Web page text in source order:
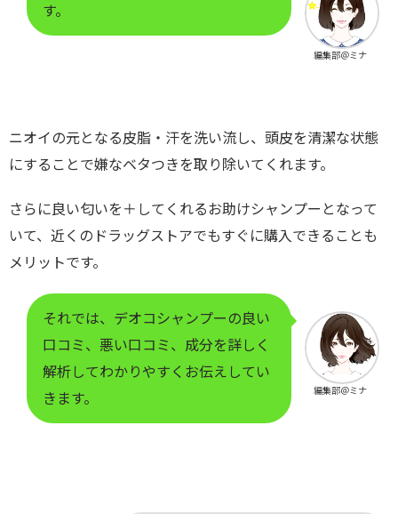
す。
編集部＠ミナ
ニオイの元となる皮脂・汗を洗い流し、頭皮を清潔な状態
にすることで嫌なベタつきを取り除いてくれます。
さらに良い匂いを＋してくれるお助けシャンプーとなって
いて、近くのドラッグストアでもすぐに購入できることも
メリットです。
それでは、デオコシャンプーの良い
口コミ、悪い口コミ、成分を詳しく
解析してわかりやすくお伝えしてい
きます。
編集部＠ミナ